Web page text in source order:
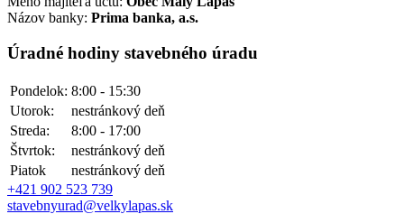
Názov banky: Prima banka, a.s.
Úradné hodiny stavebného úradu
Pondelok: 8:00 - 15:30
Utorok:
nestránkový deň
Streda:
8:00 - 17:00
Štvrtok:
nestránkový deň
Piatok
nestránkový deň
+421 902 523 739
stavebnyurad@velkylapas.sk